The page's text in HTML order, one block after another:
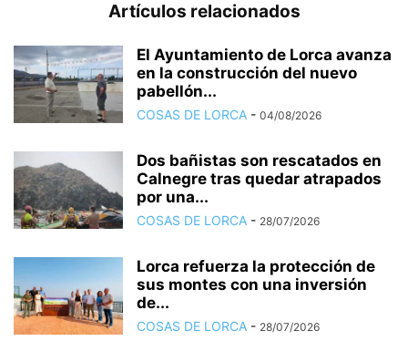
Artículos relacionados
El Ayuntamiento de Lorca avanza
en la construcción del nuevo
pabellón...
COSAS DE LORCA - 04/08/2026
Dos bañistas son rescatados en
Calnegre tras quedar atrapados
por una...
COSAS DE LORCA - 28/07/2026
Lorca refuerza la protección de
sus montes con una inversión
de...
COSAS DE LORCA - 28/07/2026